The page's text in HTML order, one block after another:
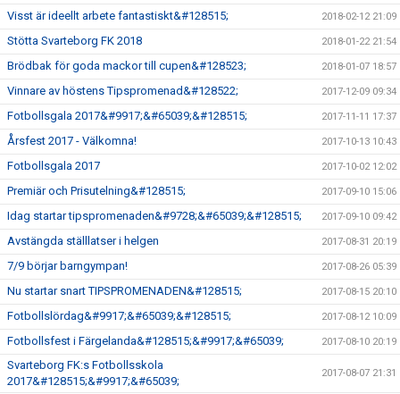
Visst är ideellt arbete fantastiskt&#128515; 2018-02-12 21:09
Stötta Svarteborg FK 2018 2018-01-22 21:54
Brödbak för goda mackor till cupen&#128523; 2018-01-07 18:57
Vinnare av höstens Tipspromenad&#128522; 2017-12-09 09:34
Fotbollsgala 2017&#9917;&#65039;&#128515; 2017-11-11 17:37
Årsfest 2017 - Välkomna! 2017-10-13 10:43
Fotbollsgala 2017 2017-10-02 12:02
Premiär och Prisutelning&#128515; 2017-09-10 15:06
Idag startar tipspromenaden&#9728;&#65039;&#128515; 2017-09-10 09:42
Avstängda ställlatser i helgen 2017-08-31 20:19
7/9 börjar barngympan! 2017-08-26 05:39
Nu startar snart TIPSPROMENADEN&#128515; 2017-08-15 20:10
Fotbollslördag&#9917;&#65039;&#128515; 2017-08-12 10:09
Fotbollsfest i Färgelanda&#128515;&#9917;&#65039; 2017-08-10 20:19
Svarteborg FK:s Fotbollsskola
2017&#128515;&#9917;&#65039;
2017-08-07 21:31